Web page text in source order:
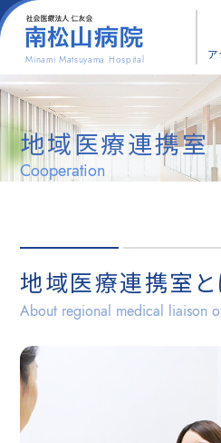
Minami Matsuyama Hospital ア
地域医療連携室
Cooperation
地域医療連携室と
About regional medical liaison